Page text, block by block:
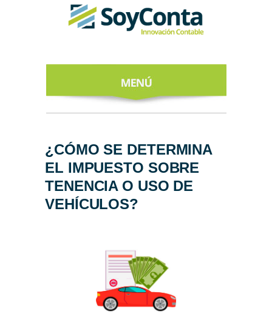
ACERCA DE
NUESTROS
EXPERTOS
TODO SOBRE
AL NEWSLETTER
¿CÓMO SE DETERMINA
EL IMPUESTO SOBRE
TENENCIA O USO DE
VEHÍCULOS?